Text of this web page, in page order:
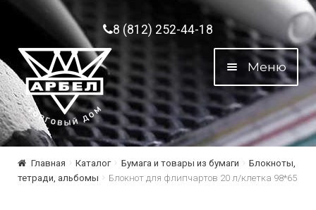
Перейти к навигации
Перейти к содержимому8 (812) 252-44-18
Меню
Главная Каталог Бумага и товары из бумаги
Блокноты,
тетради, альбомы
Блокнот для флипчартов 20 л/клетка 98*65